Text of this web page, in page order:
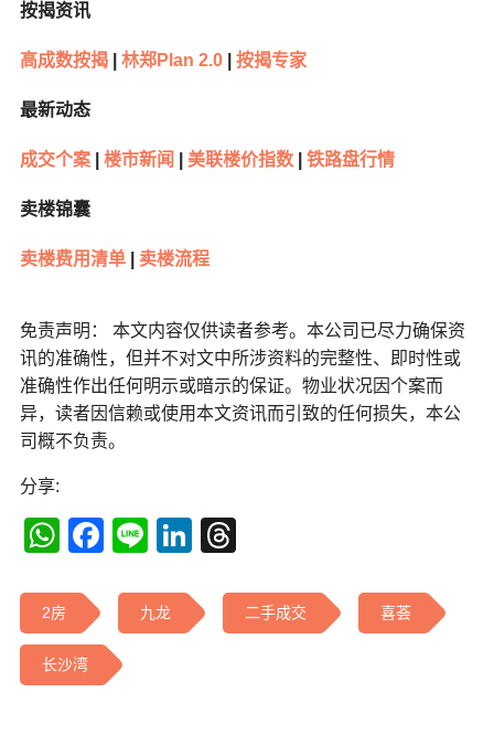
按揭资讯
高成数按揭| 林郑Plan 2.0| 按揭专家
最新动态
成交个案| 楼市新闻 美联楼价指数| 铁路盘行情
卖楼锦囊
卖楼费用清单| 卖楼流程
免责声明： 本文内容仅供读者参考。本公司已尽力确保资
讯的准确性，但并不对文中所涉资料的完整性、即时性或
准确性作出任何明示或暗示的保证。物业状况因个案而
异，读者因信赖或使用本文资讯而引致的任何损失，本公
司概不负责。
分享:
WhatsApp
Facebook
LineLinkedIn
2房 九龙 二手成交 喜荟
长沙湾